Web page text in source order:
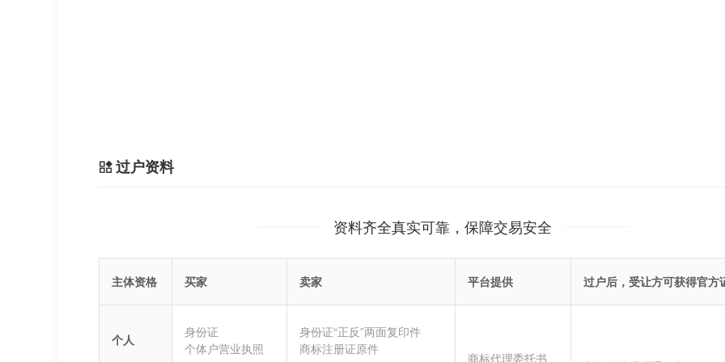
过户资料
资料齐全真实可靠，保障交易安全
主体资格 买家 卖家 平台提供 过户后，受让方可获得官方
个人
身份证
个体户营业执照
身份证“正反”两面复印件
商标注册证原件
商标代理委托书